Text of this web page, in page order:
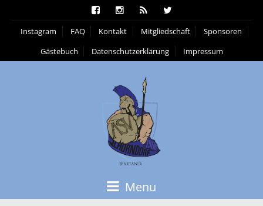
Instagram FAQ Kontakt Mitgliedschaft
Sponsoren
Gästebuch
Datenschutzerklärung Impressum
Menu